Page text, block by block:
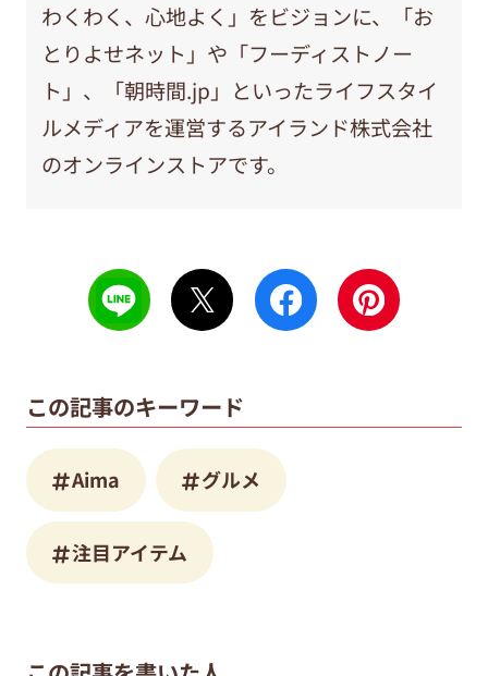
わくわく、心地よく」をビジョンに、「お
とりよせネット」や「フーディストノー
ト」、「朝時間.jp」といったライフスタイ
ルメディアを運営するアイランド株式会社
のオンラインストアです。
この記事のキーワード
Aima グルメ
注目アイテム